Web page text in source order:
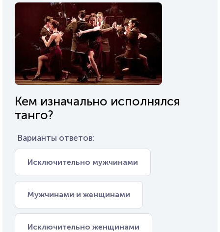
Кем изначально исполнялся
танго?
Варианты ответов:
Исключительно мужчинами
Мужчинами и женщинами
Исключительно женщинами